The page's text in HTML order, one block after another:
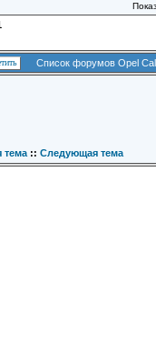
Список форумов Opel
тема:: Следующая тема